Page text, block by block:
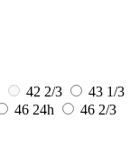
42 2/3
43 1/3
46 24h
46 2/3